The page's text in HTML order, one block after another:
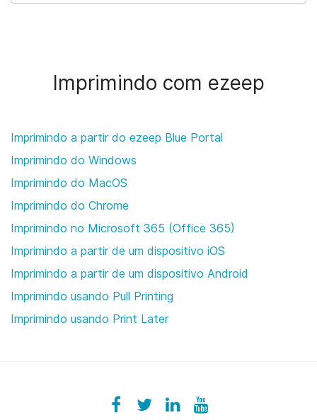
Imprimindo com ezeep
Imprimindo a partir do ezeep Blue Portal
Imprimindo do Windows
Imprimindo do MacOS
Imprimindo do Chrome
Imprimindo no Microsoft 365 (Office 365)
Imprimindo a partir de um dispositivo iOS
Imprimindo a partir de um dispositivo Android
Imprimindo usando Pull Printing
Imprimindo usando Print Later
Facebook
ezeeplive
Twitter
ezeepLinkedIn
ezeepYouTube